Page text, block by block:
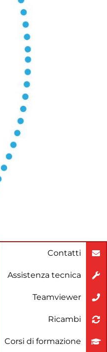
Contatti
Assistenza tecnica
Teamviewer
Ricambi
Corsi di formazione